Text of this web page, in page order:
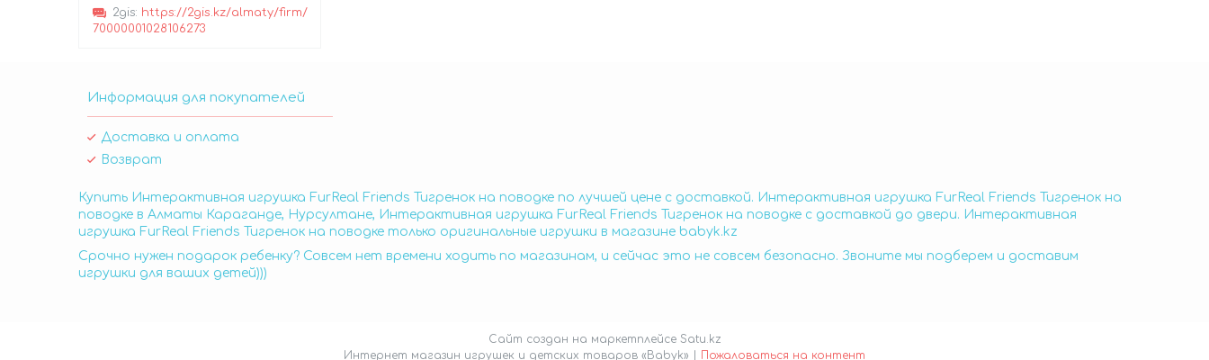
2gis https://2gis.kz/almaty/firm/
70000001028106273
Информация для покупателей
Доставка и оплата
Возврат
Купить Интерактивная игрушка FurReal Friends Тигренок на поводке по лучшей цене с доставкой. Интерактивная игрушка FurReal Friends Тигренок на
поводке в Алматы Караганде, Нурсултане, Интерактивная игрушка FurReal Friends Тигренок на поводке с доставкой до двери. Интерактивная
игрушка FurReal Friends Тигренок на поводке только оригинальные игрушки в магазине babyk.kz
Срочно нужен подарок ребенку? Совсем нет времени ходить по магазинам, и сейчас это не совсем безопасно. Звоните мы подберем и доставим
игрушки для ваших детей)))
Сайт создан на маркетплейсе Satu.kz
Пожаловаться на контент